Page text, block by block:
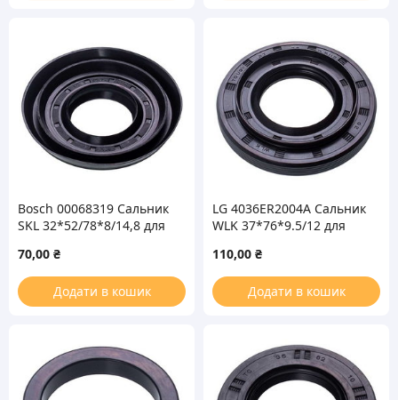
Bosch 00068319 Сальник
SKL 32*52/78*8/14,8 для
Bosch
70,00 ₴
Додати в кошик
LG 4036ER2004A Сальник
WLK 37*76*9.5/12 для
110,00 ₴
Додати в кошик